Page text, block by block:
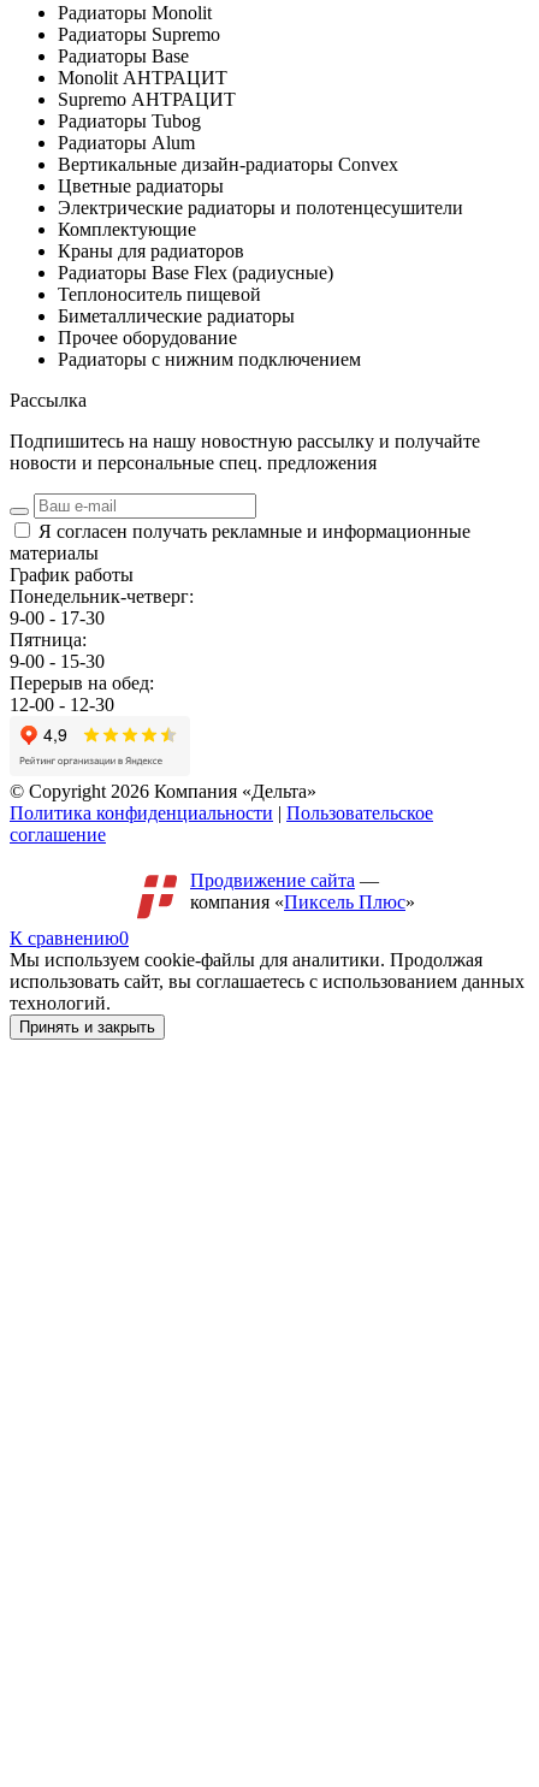
Радиаторы Monolit
Радиаторы Supremo
Радиаторы Base
Monolit АНТРАЦИТ
Supremo АНТРАЦИТ
Радиаторы Tubog
Радиаторы Alum
Вертикальные дизайн-радиаторы Convex
Цветные радиаторы
Электрические радиаторы и полотенцесушители
Комплектующие
Краны для радиаторов
Радиаторы Base Flex (радиусные)
Теплоноситель пищевой
Биметаллические радиаторы
Прочее оборудование
Радиаторы с нижним подключением
Рассылка
Подпишитесь на нашу новостную рассылку и получайте
новости и персональные спец. предложения
Я согласен получать рекламные и информационные
материалы
График работы
Понедельник-четверг:
9-00 - 17-30
Пятница:
9-00 - 15-30
Перерыв на обед:
12-00 - 12-30
© Copyright 2026 Компания «Дельта»
Политика конфиденциальности | Пользовательское
соглашение
Продвижение сайта —
компания «Пиксель Плюс»
К сравнению0
Мы используем cookie-файлы для аналитики. Продолжая
использовать сайт, вы соглашаетесь с использованием данных
технологий.
Принять и закрыть